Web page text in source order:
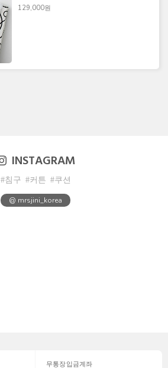
129,000원
INSTAGRAM
#침구 #커튼 #쿠션
@ mrsjini_korea
무통장입금계좌